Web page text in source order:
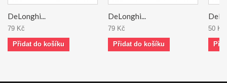
DeLonghi...
79 Kč
Přidat do košíku
DeLonghi...
79 Kč
Přidat do košíku
50 Kč